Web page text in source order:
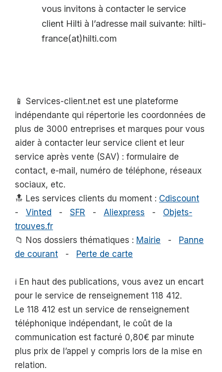
vous invitons à contacter le service
client Hilti à l’adresse mail suivante: hilti-
france(at)hilti.com
📱 Services-client.net est une plateforme
indépendante qui répertorie les coordonnées de
plus de 3000 entreprises et marques pour vous
aider à contacter leur service client et leur
service après vente (SAV) : formulaire de
contact, e-mail, numéro de téléphone, réseaux
sociaux, etc.
🔝 Les services clients du moment : Cdiscount
- Vinted - SFR - Aliexpress - Objets-
trouves.fr
📁 Nos dossiers thématiques : Mairie - Panne
de courant - Perte de carte
ℹ️ En haut des publications, vous avez un encart
pour le service de renseignement 118 412.
Le 118 412 est un service de renseignement
téléphonique indépendant, le coût de la
communication est facturé 0,80€ par minute
plus prix de l’appel y compris lors de la mise en
relation.